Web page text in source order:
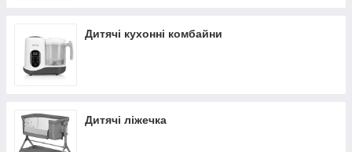
Дитячі кухонні комбайни
Дитячі ліжечка